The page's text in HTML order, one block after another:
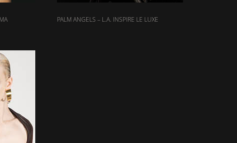
PALM ANGELS – L.A. INSPIRE LE LUXE